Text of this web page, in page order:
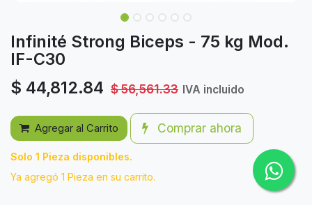
Infinité Strong Biceps - 75 kg Mod.
IF-C30
$ 44,812.84 $56,561.33 IVA incluido
Agregar al Carrito Comprar ahora
Solo 1 Pieza disponibles.
Ya agregó 1 Pieza en su carrito.